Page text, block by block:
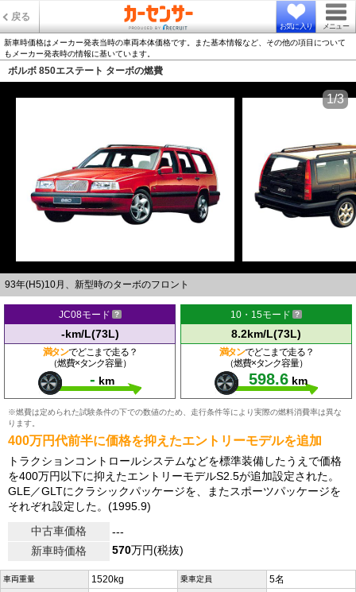
戻る
お気に入り メニュー
新車時価格はメーカー発表当時の車両本体価格です。また基本情報など、その他の項目について
もメーカー発表時の情報に基いています。
ボルボ 850エステート ターボの燃費
93年(H5)10月、新型時のターボのフロント
1/3
JC08モード
-km/L(73L)
満タンでどこまで走る？
（燃費×タンク容量）
- km
10・15モード
8.2km/L(73L)
満タンでどこまで走る？
（燃費×タンク容量）
598.6 km
※燃費は定められた試験条件の下での数値のため、走行条件等により実際の燃料消費率は異な
ります。
400万円代前半に価格を抑えたエントリーモデルを追加
トラクションコントロールシステムなどを標準装備したうえで価格
を400万円以下に抑えたエントリーモデルS2.5が追加設定された。
GLE／GLTにクラシックパッケージを、またスポーツパッケージを
それぞれ設定した。(1995.9)
中古車価格
---
新車時価格
570万円(税抜)
車両重量 1520kg 乗車定員 5名